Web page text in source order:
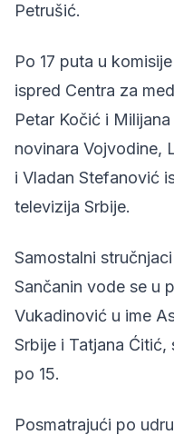
Petrušić.
Po 17 puta u
ispred Centra za
Petar Kočić i
novinara Vojvodine,
i Vladan Stefanović
televizija Srbije.
Samostalni
Sančanin vode se u
Vukadinović u ime
Srbije i Tatjana Ćitić,
po 15.
Posmatrajući po